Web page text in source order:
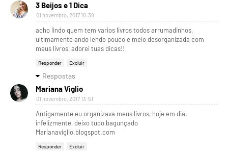
3 Beijos e 1 Dica
01 novembro, 2017 10:38
acho lindo quem tem varios livros todos arrumadinhos,
ultimamente ando lendo pouco e meio desorganizada com
meus livros, adorei tuas dicas!!
Responder Excluir
Respostas
Mariana Viglio
01 novembro, 2017 13:51
Antigamente eu organizava meus livros, hoje em dia,
infelizmente, deixo tudo bagunçado
Marianaviglio.blogspot.com
Responder Excluir